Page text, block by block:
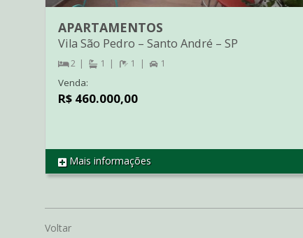
REF AP1995
APARTAMENTOS
Vila São Pedro – Santo André – SP
2 1 1 1
Venda:
R$ 460.000,00
Mais informações
Voltar